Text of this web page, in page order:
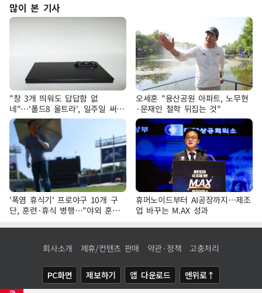
많이 본 기사
"창 3개 띄워도 답답함 없
네"…'폴드8 울트라', 일주일 써보
니
오세훈 "용산공원 아파트, 노무현
·문재인 철학 뒤집는 것"
'폭염 휴식기' 프로야구 10개 구
단, 훈련·휴식 병행…"야외 훈련
해도 안전 최우선"
휴머노이드부터 AI공장까지…제조
업 바꾸는 M.AX 성과
회사소개 제휴/컨텐츠 판매 약관·정책 고충처리
PC화면 제보하기 앱 다운로드 맨위로↑